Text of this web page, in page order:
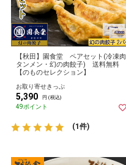
【秋田】園食堂 ペアセット(冷凍肉
タンメン・幻の肉餃子) 送料無料
【のものセレクション】
お取り寄せきっぷ
5,390 円 (税込)
49ポイント
(1件)